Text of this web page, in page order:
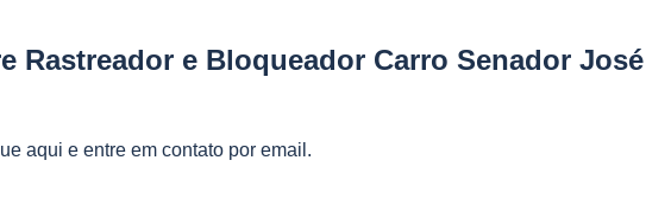
controle de
manutenção de
veiculares
Gestão de Frota Minas Gerais
Gestão
Rastreador e Bloqueador Carro Senador José
aqui e entre em contato por email.